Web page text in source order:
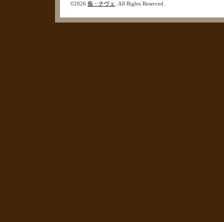
©2026 蕪・ナヴェ . All Rights Reserved.